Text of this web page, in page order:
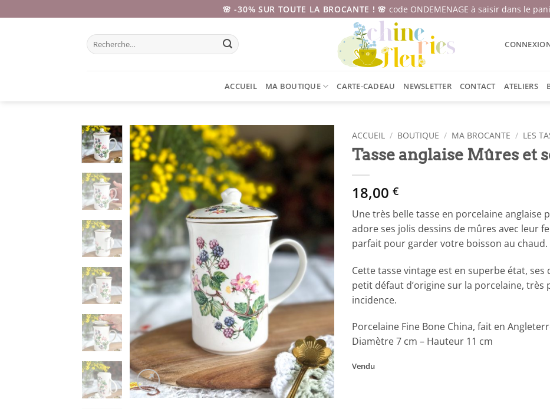
au
🌸 -30% SUR TOUTE LA BROCANTE ! 🌸 code ONDEMENAGE à saisir dans le
Recherche
pour :
ACCUEIL MA BOUTIQUE CARTE-CADEAU NEWSLETTER CONTACT ATELIERS
ACCUEIL / BOUTIQUE / MA BROCANTE / LES
Tasse anglaise Mûres et
18,00 €
Une très belle tasse en porcelaine anglaise
adore ses jolis dessins de mûres avec leur
parfait pour garder votre boisson au chaud.
Cette tasse vintage est en superbe état,
petit défaut d’origine sur la porcelaine, très
incidence.
Porcelaine Fine Bone China, fait en
Diamètre 7 cm – Hauteur 11 cm
Vendu